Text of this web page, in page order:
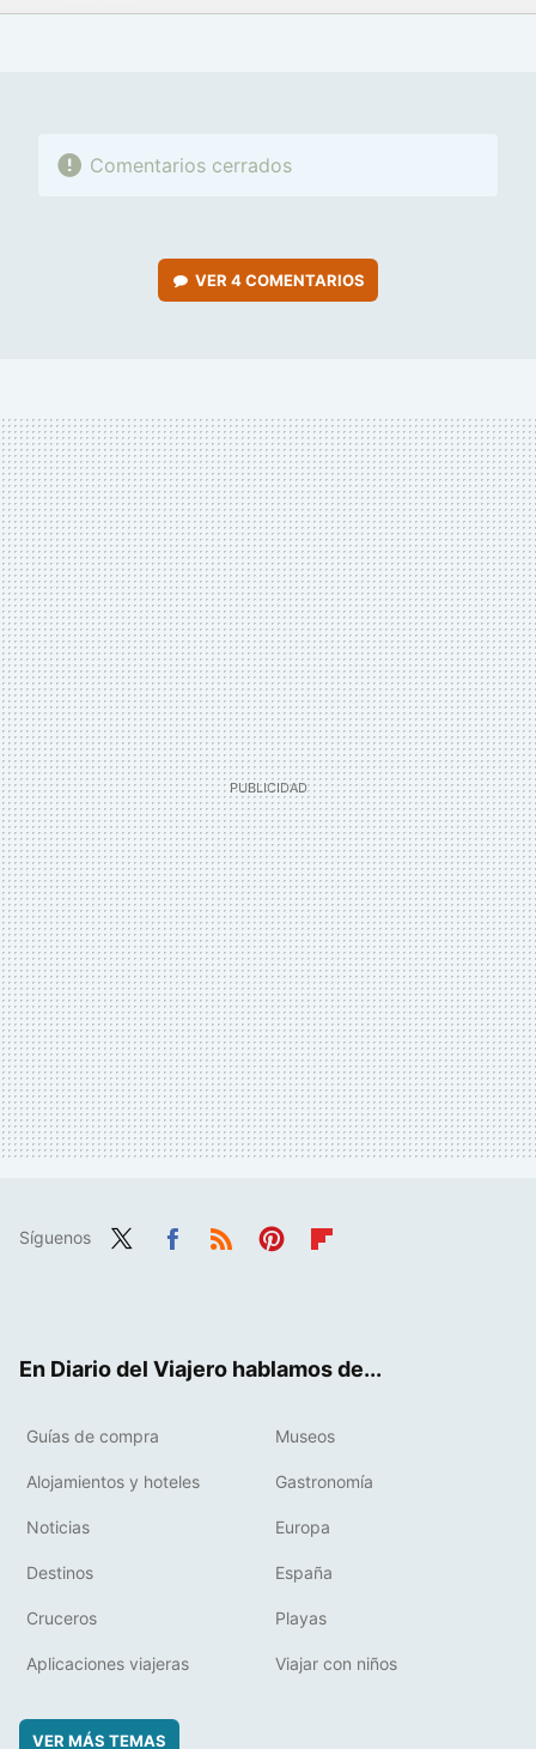
FACEBOOK
TWITTERFLIPBOARD
E-
WHATSAPP
Comentarios cerrados
VER 4 COMENTARIOS
Síguenos
En Diario del Viajero hablamos de...
Guías de compra Museos
Alojamientos y hoteles Gastronomía
Noticias Europa
Destinos España
Cruceros Playas
Aplicaciones viajeras Viajar con niños
VER MÁS TEMAS